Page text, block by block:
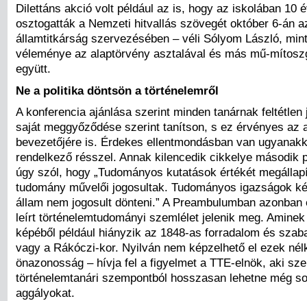
Dilettáns akció volt például az is, hogy az iskolában 10
osztogatták a Nemzeti hitvallás szövegét október 6-án
államtitkárság szervezésében – véli Sólyom László,
véleménye az alaptörvény asztalával és más mű-
együtt.
Ne a politika döntsön a történelemről
A konferencia ajánlása szerint minden tanárnak feltétlen
saját meggyőződése szerint tanítson, s ez érvényes az
bevezetőjére is. Érdekes ellentmondásban van
rendelkező résszel. Annak kilencedik cikkelye második
úgy szól, hogy „Tudományos kutatások értékét
tudomány művelői jogosultak. Tudományos igazságok
állam nem jogosult dönteni.” A Preambulumban
leírt történelemtudományi szemlélet jelenik meg.
képéből például hiányzik az 1848-as forradalom és
vagy a Rákóczi-kor. Nyilván nem képzelhető el ezek
önazonosság – hívja fel a figyelmet a TTE-elnök, aki
történelemtanári szempontból hosszasan lehetne még
aggályokat.